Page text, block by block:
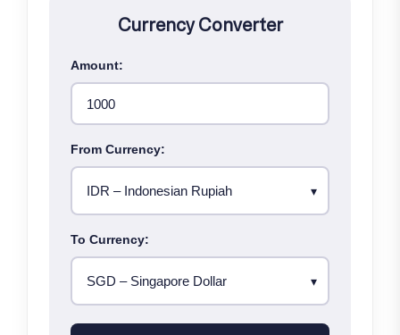
Currency Converter
Amount:
From Currency:
To Currency: